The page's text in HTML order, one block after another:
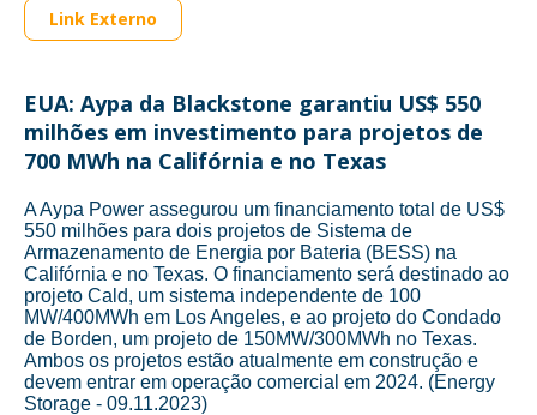
Link Externo
EUA: Aypa da Blackstone garantiu US$ 550
milhões em investimento para projetos de
700 MWh na Califórnia e no Texas
A Aypa Power assegurou um financiamento total de US$
550 milhões para dois projetos de Sistema de
Armazenamento de Energia por Bateria (BESS) na
Califórnia e no Texas. O financiamento será destinado ao
projeto Cald, um sistema independente de 100
MW/400MWh em Los Angeles, e ao projeto do Condado
de Borden, um projeto de 150MW/300MWh no Texas.
Ambos os projetos estão atualmente em construção e
devem entrar em operação comercial em 2024. (Energy
Storage - 09.11.2023)